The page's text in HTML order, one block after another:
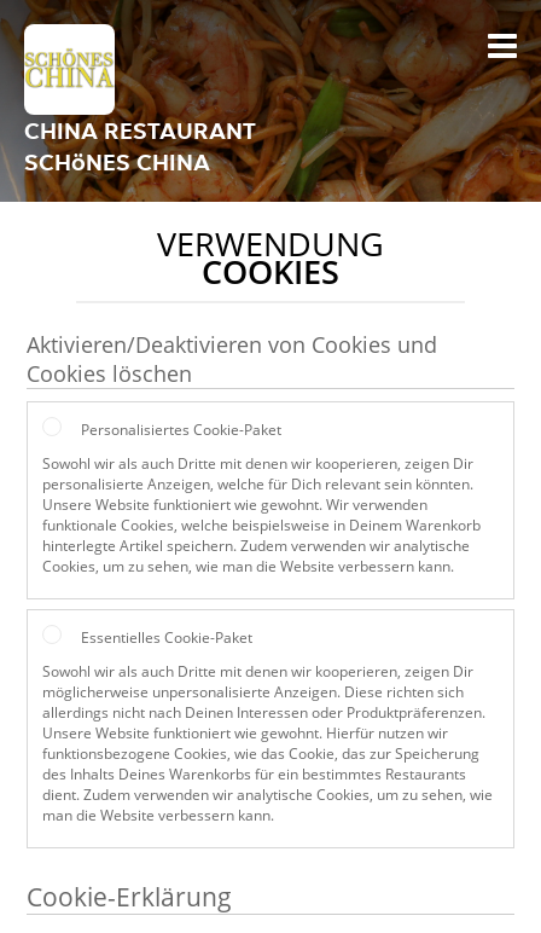
CHINA RESTAURANT
SCHöNES CHINA
VERWENDUNG
COOKIES
Aktivieren/Deaktivieren von Cookies und
Cookies löschen
Personalisiertes Cookie-Paket
Sowohl wir als auch Dritte mit denen wir kooperieren, zeigen Dir
personalisierte Anzeigen, welche für Dich relevant sein könnten.
Unsere Website funktioniert wie gewohnt. Wir verwenden
funktionale Cookies, welche beispielsweise in Deinem Warenkorb
hinterlegte Artikel speichern. Zudem verwenden wir analytische
Cookies, um zu sehen, wie man die Website verbessern kann.
Essentielles Cookie-Paket
Sowohl wir als auch Dritte mit denen wir kooperieren, zeigen Dir
möglicherweise unpersonalisierte Anzeigen. Diese richten sich
allerdings nicht nach Deinen Interessen oder Produktpräferenzen.
Unsere Website funktioniert wie gewohnt. Hierfür nutzen wir
funktionsbezogene Cookies, wie das Cookie, das zur Speicherung
des Inhalts Deines Warenkorbs für ein bestimmtes Restaurants
dient. Zudem verwenden wir analytische Cookies, um zu sehen, wie
man die Website verbessern kann.
Cookie-Erklärung